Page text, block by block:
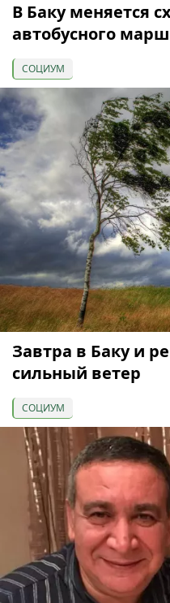
В Баку меняется
автобусного
СОЦИУМ
Завтра в Баку и
сильный ветер
СОЦИУМ